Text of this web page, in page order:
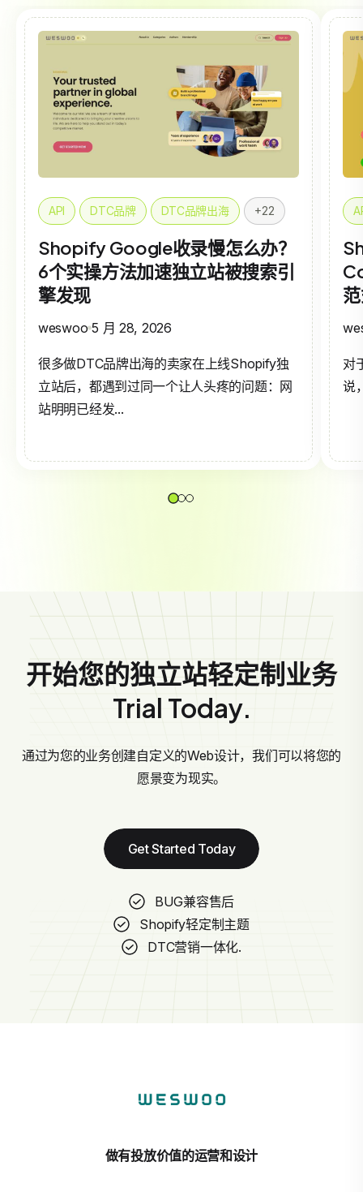
API DTC品牌 DTC品牌出海 +22
Shopify Google收录慢怎么办？
6个实操方法加速独立站被搜索引
擎发现
weswoo 5 月 28, 2026
很多做DTC品牌出海的卖家在上线Shopify独
立站后，都遇到过同一个让人头疼的问题：网
站明明已经发...
对
说
开始您的独立站轻定制业务
Trial Today.
通过为您的业务创建自定义的Web设计，我们可以将您的
愿景变为现实。
Get Started Today
BUG兼容售后
Shopify轻定制主题
DTC营销一体化.
做有投放价值的运营和设计